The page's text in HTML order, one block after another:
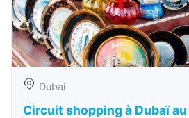
Dubai
Circuit shopping à Dubaï